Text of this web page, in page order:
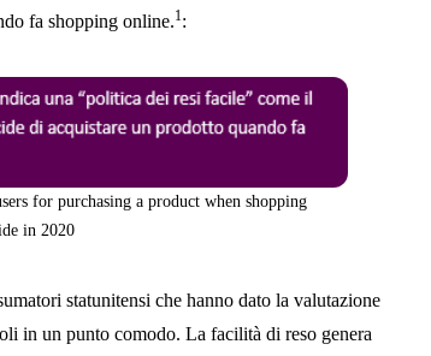
fa shopping online.1:
for purchasing a product when shopping
in 2020
statunitensi che hanno dato la valutazione
in un punto comodo. La facilità di reso genera